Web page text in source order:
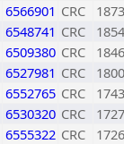
6566901 CRC
1873
6548741 CRC
1854
6509380 CRC
1846
6527981 CRC
1800
6552765 CRC
1743
6530320 CRC
1727
6555322 CRC
1726